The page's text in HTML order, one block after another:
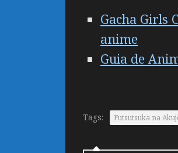
Gacha Girls
anime
Guia de
Tags: Futsutsuka na